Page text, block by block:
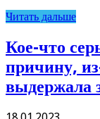
Читать дальше
Кое-что
причину,
выдержала